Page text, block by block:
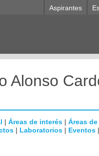
Aspirantes
Alonso
| Áreas de interés | Áreas
| Laboratorios | Eventos |